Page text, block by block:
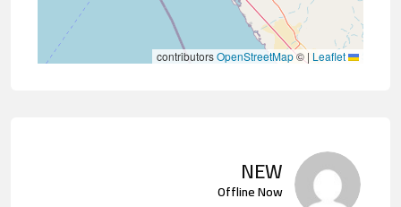
|
©
OpenStreetMap
NEW
Offline Now